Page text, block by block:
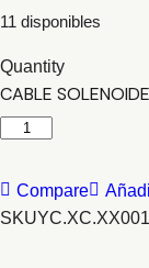
11 disponibles
Quantity
CABLE
Compare
SKU